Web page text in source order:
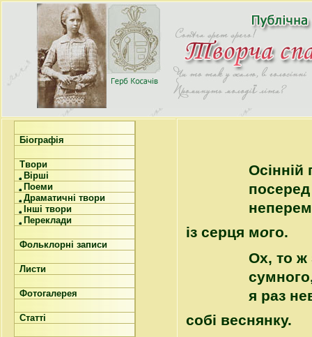
Біографія
Твори
Вірші
Поеми
Драматичні твори
Інші твори
Переклади
Фольклорні записи
Листи
Фотогалерея
Статті
Осінній
посеред
із серця мого.
Ох, то ж
я раз
собі веснянку.